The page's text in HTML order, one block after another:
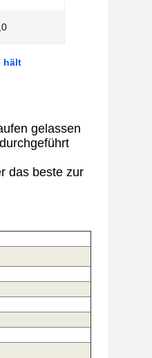
hält
gelassen
das beste zur